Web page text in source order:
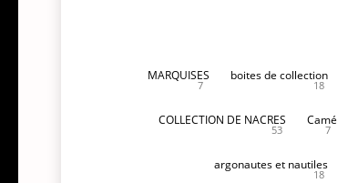
MARQUISES
7
boites de collection
18
COLLECTION DE NACRES
53
Camé
7
argonautes et nautiles
18